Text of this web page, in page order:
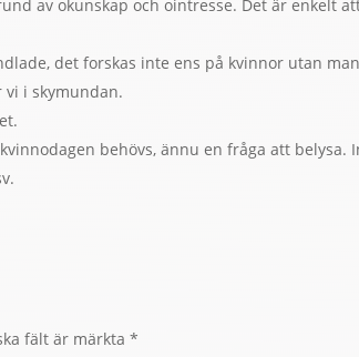
av okunskap och ointresse. Det är enkelt
det forskas inte ens på kvinnor utan
i skymundan.
behövs, ännu en fråga att
fält är märkta*